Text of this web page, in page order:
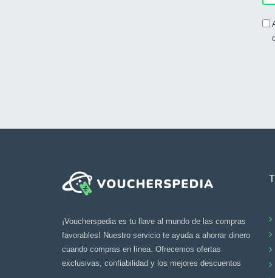
¡Voucherspedia es tu llave al mundo de las compras
favorables! Nuestro servicio te ayuda a ahorrar dinero
cuando compras en línea. Ofrecemos ofertas
exclusivas, confiabilidad y los mejores descuentos